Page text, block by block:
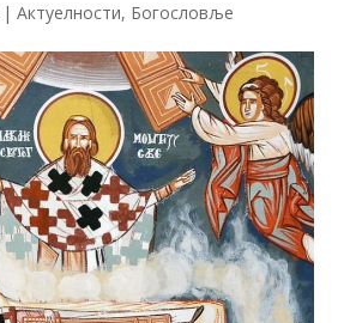
| Актуелности, Богословље